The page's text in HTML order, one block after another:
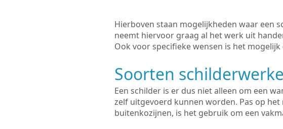
Hierboven staan mogelijkheden waar een
neemt hiervoor graag al het werk uit
Ook voor specifieke wensen is het
Soorten
Een schilder is er dus niet alleen om een
zelf uitgevoerd kunnen worden. Pas op
buitenkozijnen, is het gebruik om een